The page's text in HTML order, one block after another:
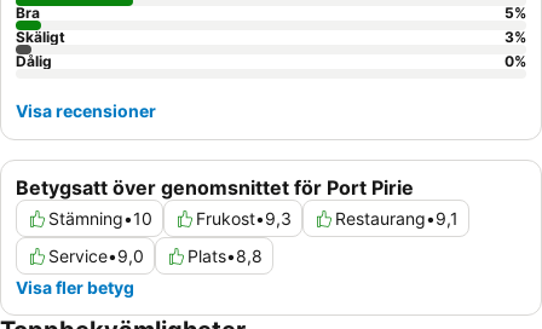
Betygsatt över genomsnittet för Port Pirie
Stämning•10 Frukost•9,3 Restaurang•9,1
Service•9,0 Plats•8,8
Visa fler betyg
Bra
5%
Skäligt
3%
Dålig
0%
Visa recensioner